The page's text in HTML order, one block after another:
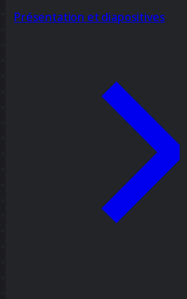
Présentation et diapositives